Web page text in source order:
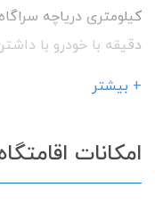
دقیقه با خودرو با
+ بیشتر
امکانات